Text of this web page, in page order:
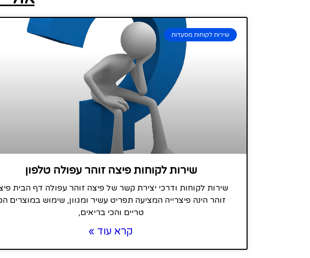
שירות לקוחות מסעדות
שירות לקוחות פיצה זוהר עפולה טלפון
שירות לקוחות ודרכי יצירת קשר של פיצה זוהר עפולה דף הבית
זוהר הינה פיצרייה המציעה תפריט עשיר ומגוון, שימוש במוצרים
טריים והכי בריאים,
קרא עוד »